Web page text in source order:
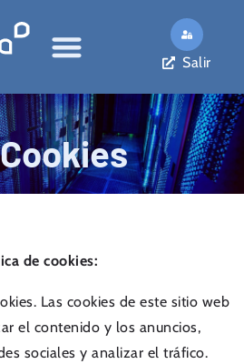
Salir
de cookies:
Las cookies de este sitio web
el contenido y los anuncios,
sociales y analizar el tráfico.